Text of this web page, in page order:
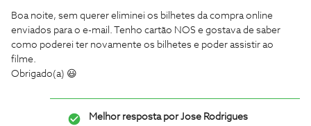
Boa noite, sem querer eliminei os bilhetes da compra online
enviados para o e-mail. Tenho cartão NOS e gostava de saber
como poderei ter novamente os bilhetes e poder assistir ao
filme.
Obrigado(a) 😃
Melhor resposta porJose Rodrigues